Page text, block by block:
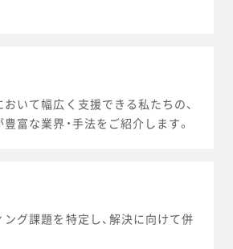
いて幅広く支援できる私たちの、
富な業界・手法をご紹介します。
グ課題を特定し、解決に向けて併